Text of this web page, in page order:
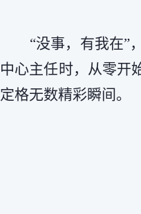
“没事，有我在”
中心主任时，从零开
定格无数精彩瞬间。